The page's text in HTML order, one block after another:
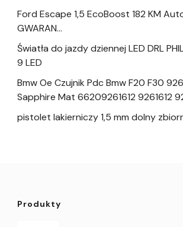
Ford Escape 1,5 EcoBoost 182 KM
GWARAN…
Światła do jazdy dziennej LED DRL
9 LED
Bmw Oe Czujnik Pdc Bmw F20 F30
Sapphire Mat 66209261612 9261612
pistolet lakierniczy 1,5 mm dolny
Produkty